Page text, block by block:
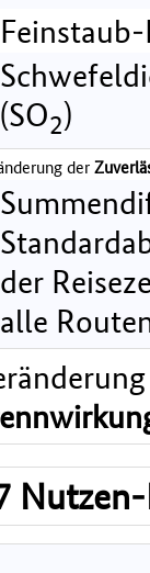
(SO2)
der
der
alle